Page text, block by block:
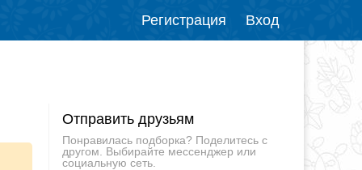
Регистрация Вход
Отправить друзьям
Понравилась подборка? Поделитесь с
другом. Выбирайте мессенджер или
социальную сеть.